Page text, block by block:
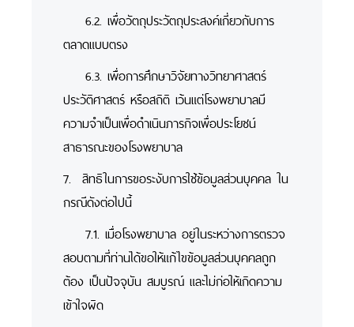
6.2. เพื่อวัตถุประวัตถุประสงค์เกี่ยวกับการ
ตลาดแบบตรง
6.3. เพื่อการศึกษาวิจัยทางวิทยาศาสตร์
ประวัติศาสตร์ หรือสถิติ เว้นแต่โรงพยาบาลมี
ความจำเป็นเพื่อดำเนินภารกิจเพื่อประโยชน์
สาธารณะของโรงพยาบาล
7. สิทธิในการขอระงับการใช้ข้อมูลส่วนบุคคล ใน
กรณีดังต่อไปนี้
7.1. เมื่อโรงพยาบาล อยู่ในระหว่างการตรวจ
สอบตามที่ท่านได้ขอให้แก้ไขข้อมูลส่วนบุคคลถูก
ต้อง เป็นปัจจุบัน สมบูรณ์ และไม่ก่อให้เกิดความ
เข้าใจผิด